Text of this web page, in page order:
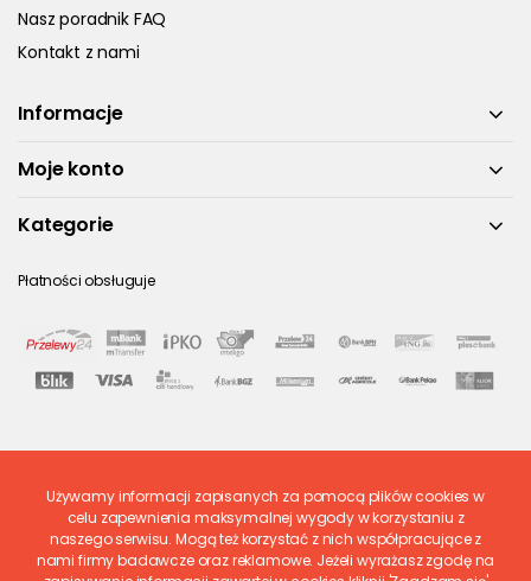
Nasz poradnik FAQ
Kontakt z nami
Informacje
Moje konto
Kategorie
Płatności obsługuje
Ostatnio ocenione
Używamy informacji zapisanych za pomocą plików cookies w
celu zapewnienia maksymalnej wygody w korzystaniu z
naszego serwisu. Mogą też korzystać z nich współpracujące z
nami firmy badawcze oraz reklamowe. Jeżeli wyrażasz zgodę na